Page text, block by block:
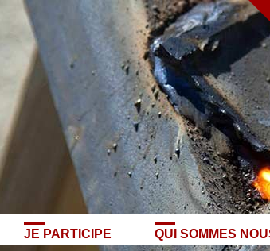
JE PARTICIPE QUI SOMMES